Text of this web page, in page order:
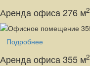
Аренда офиса 276 м2
Подробнее
Аренда офиса 355 м2